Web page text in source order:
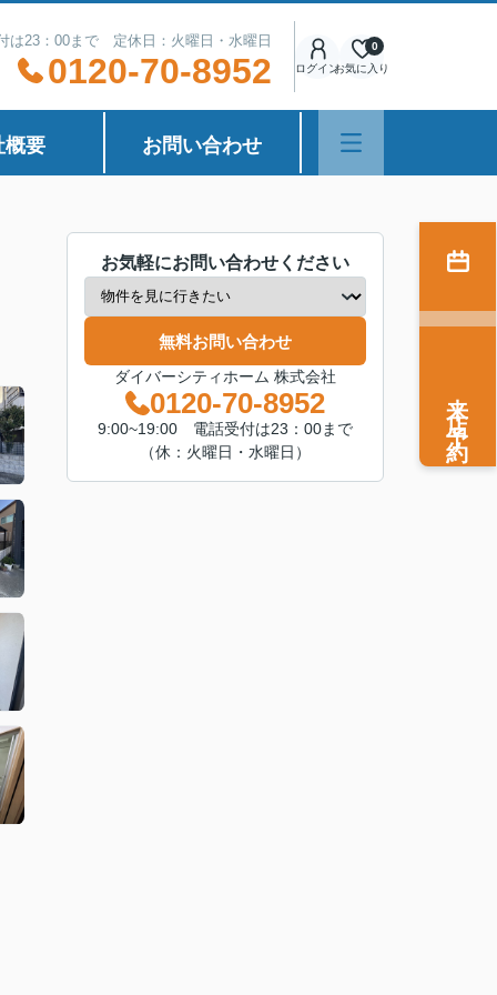
23：00まで 定休日：火曜日・水曜日
0120-70-8952 ログインお気に入り
0
概要 お問い合わせ
お気軽にお問い合わせください
無料お問い合わせ
ダイバーシティホーム 株式会社
0120-70-8952
9:00~19:00 電話受付は23：00まで
（休：火曜日・水曜日）
来店予約